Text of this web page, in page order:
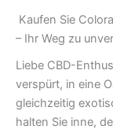
Kaufen Sie
– Ihr Weg zu
Liebe CBD-
verspürt, in eine
gleichzeitig
halten Sie inne,